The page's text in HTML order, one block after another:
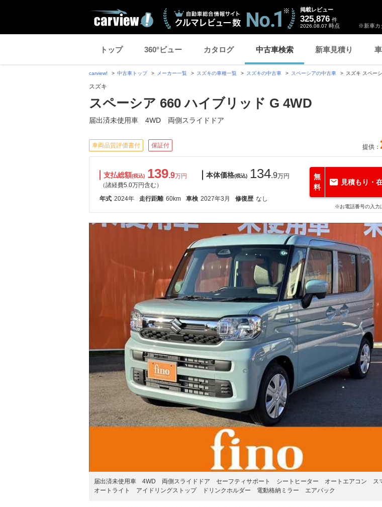
※新車カ
掲載レビュー
325,876 件
2026.08.07 時点
トップ 360°ビュー カタログ 中古車検索 新車見積り
carview! 中古車トップ メーカー一覧 スズキの車種一覧 スズキの中古車 スペーシアの中古車 スズキ スペー
スズキ
スペーシア 660 ハイブリッド G 4WD
届出済未使用車 4WD 両側スライドドア
車両品質評価書付 保証付 提供：
支払総額(税込) 139.9万円
（諸経費5.0万円含む）
本体価格(税込) 134.9万円
年式 2024年 走行距離 60km 車検 2027年3月 修復歴 なし
無
料
見積もり・
※お電話番号の入力
届出済未使用車 4WD 両側スライドドア セーフティサポート シートヒーター オートエアコン ス
オートライト アイドリングストップ ドリンクホルダー 電動格納ミラー エアバック